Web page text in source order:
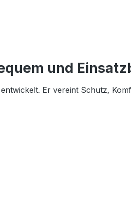
und
Er vereint Schutz,